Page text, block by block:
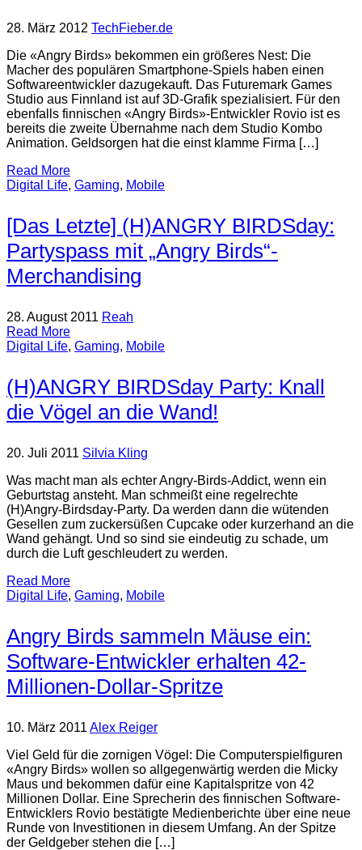
28. März 2012 TechFieber.de
Die «Angry Birds» bekommen ein größeres Nest: Die
Macher des populären Smartphone-Spiels haben einen
Softwareentwickler dazugekauft. Das Futuremark Games
Studio aus Finnland ist auf 3D-Grafik spezialisiert. Für den
ebenfalls finnischen «Angry Birds»-Entwickler Rovio ist es
bereits die zweite Übernahme nach dem Studio Kombo
Animation. Geldsorgen hat die einst klamme Firma […]
Read More
Digital Life, Gaming, Mobile
[Das Letzte] (H)ANGRY BIRDSday:
Partyspass mit „Angry Birds“-
Merchandising
28. August 2011 Reah
Read More
Digital Life, Gaming, Mobile
(H)ANGRY BIRDSday Party: Knall
die Vögel an die Wand!
20. Juli 2011 Silvia Kling
Was macht man als echter Angry-Birds-Addict, wenn ein
Geburtstag ansteht. Man schmeißt eine regelrechte
(H)Angry-Birdsday-Party. Da werden dann die wütenden
Gesellen zum zuckersüßen Cupcake oder kurzerhand an die
Wand gehängt. Und so sind sie eindeutig zu schade, um
durch die Luft geschleudert zu werden.
Read More
Digital Life, Gaming, Mobile
Angry Birds sammeln Mäuse ein:
Software-Entwickler erhalten 42-
Millionen-Dollar-Spritze
10. März 2011 Alex Reiger
Viel Geld für die zornigen Vögel: Die Computerspielfiguren
«Angry Birds» wollen so allgegenwärtig werden die Micky
Maus und bekommen dafür eine Kapitalspritze von 42
Millionen Dollar. Eine Sprecherin des finnischen Software-
Entwicklers Rovio bestätigte Medienberichte über eine neue
Runde von Investitionen in diesem Umfang. An der Spitze
der Geldgeber stehen die […]